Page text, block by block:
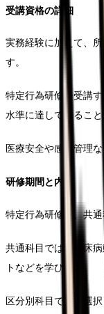
受講資格の詳細
実務経験に加えて、
す。
特定行為研修を受講
水準に達していること
医療安全や感染管理
研修期間と内容
特定行為研修は、共
共通科目では、臨床
トなどを学びます。
区分別科目では、選